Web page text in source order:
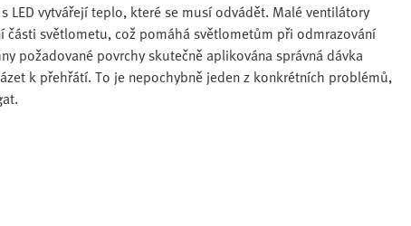
LED vytvářejí teplo, které se musí odvádět. Malé ventilátory
světlometu, což pomáhá světlometům při odmrazování
požadované povrchy skutečně aplikována správná dávka
k přehřátí. To je nepochybně jeden z konkrétních problémů,